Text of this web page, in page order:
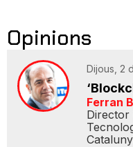
Opinions
Dijous, 2
Ferran
Director